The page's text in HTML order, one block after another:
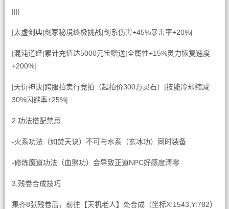
||||
|太虚剑典|剑冢秘境终极挑战|剑系伤害+45%暴击率+20%|
|混沌道经|累计充值达5000元宝赠送|全属性+15%灵力恢复速度
+200%|
|天衍神诀|跨服拍卖行竞拍（起拍价300万灵石）|技能冷却缩减
30%闪避率+25%|
2.功法搭配禁忌
-火系功法（如焚天诀）不可与水系（玄冰功）同时装备
-修炼魔道功法（血煞功）会导致正道NPC好感度清零
3.残卷合成技巧
集齐8张残卷后，前往【天机老人】处合成（坐标X:1543,Y:782）